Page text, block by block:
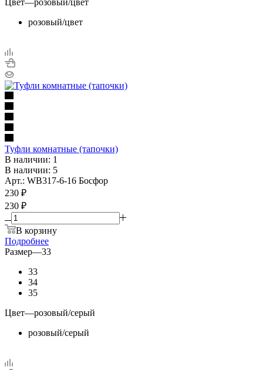
розовый/цвет
Туфли комнатные (тапочки)
В наличии: 1
В наличии: 5
Арт.: WB317-6-16 Босфор
230 ₽
230 ₽
В корзину
Подробнее
Размер—33
33
34
35
Цвет—розовый/серый
розовый/серый